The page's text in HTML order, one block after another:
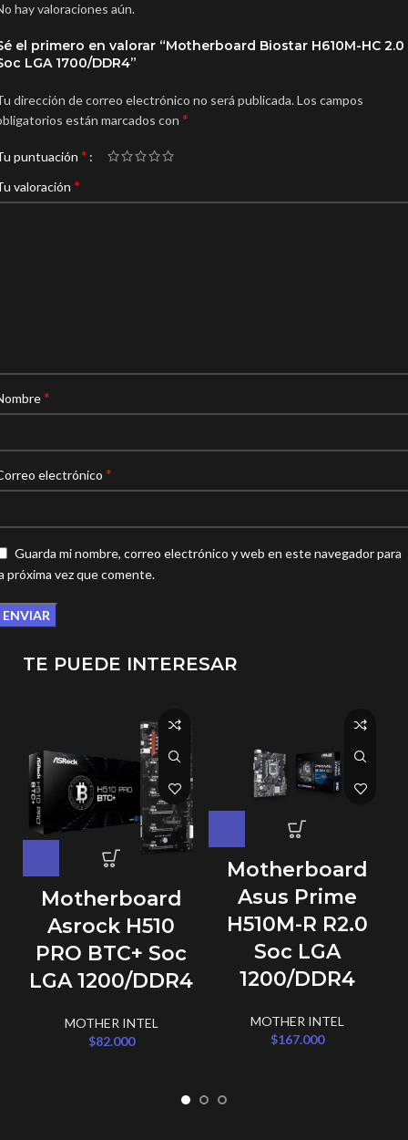
hay valoraciones aún.
el primero en valorar “Motherboard Biostar H610M-HC 2.0
LGA 1700/DDR4”
dirección de correo electrónico no será publicada.Los campos
están marcados con *
puntuación *
valoración *
*
electrónico *
Guarda mi nombre, correo electrónico y web en este navegador para
próxima vez que comente.
TE PUEDE INTERESAR
Motherboard
Asrock H510
PRO BTC+ Soc
LGA 1200/DDR4
MOTHER INTEL
$82.000
Motherboard
Asus Prime
H510M-R R2.0
Soc LGA
1200/DDR4
MOTHER INTEL
$167.000